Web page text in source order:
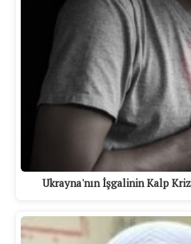
Ukrayna'nın İşgalinin Kalp